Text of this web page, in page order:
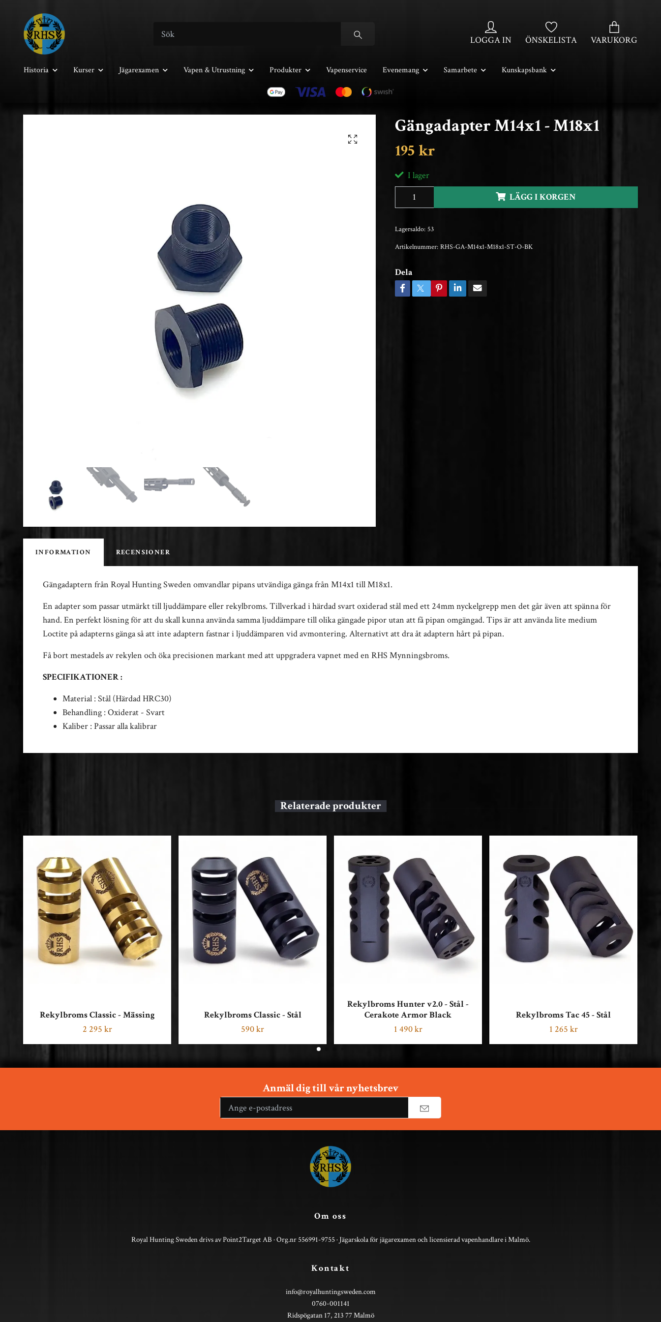
LOGGA IN ÖNSKELISTA VARUKORG
Historia Kurser Jägarexamen Vapen & Utrustning Produkter Vapenservice Evenemang Samarbete Kunskapsbank
Gängadapter M14x1 - M18x1
195 kr
I lager
LÄGG I KORGEN
Lagersaldo: 53
Artikelnummer: RHS-GA-M14x1-M18x1-ST-O-BK
Dela
INFORMATION RECENSIONER
Gängadaptern från Royal Hunting Sweden omvandlar pipans utvändiga gänga från M14x1 till M18x1.
En adapter som passar utmärkt till ljuddämpare eller rekylbroms. Tillverkad i härdad svart oxiderad stål med ett 24mm nyckelgrepp men det går även att spänna för
hand. En perfekt lösning för att du skall kunna använda samma ljuddämpare till olika gängade pipor utan att få pipan omgängad. Tips är att använda lite medium
Loctite på adapterns gänga så att inte adaptern fastnar i ljuddämparen vid avmontering. Alternativt att dra åt adaptern hårt på pipan.
Få bort mestadels av rekylen och öka precisionen markant med att uppgradera vapnet med en RHS Mynningsbroms.
SPECIFIKATIONER :
Material : Stål (Härdad HRC30)
Behandling : Oxiderat - Svart
Kaliber : Passar alla kalibrar
Rekylbroms Classic - Mässing
2 295 kr
Rekylbroms Classic - Stål
590 kr
Rekylbroms Hunter v2.0 - Stål -
Cerakote Armor Black
1 490 kr
Rekylbroms Tac 45 - Stål
1 265 kr
Anmäl dig till vår nyhetsbrev
Om oss
Royal Hunting Sweden drivs av Point2Target AB · Org.nr 556991-9755 · Jägarskola för jägarexamen och licensierad vapenhandlare i Malmö.
Kontakt
info@royalhuntingsweden.com
0760-001141
Ridspögatan 17, 213 77 Malmö